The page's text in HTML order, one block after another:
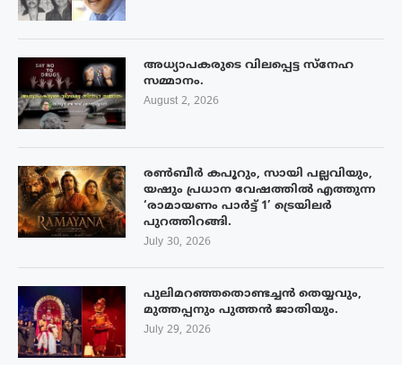
അധ്യാപകരുടെ വിലപ്പെട്ട സ്നേഹ
സമ്മാനം.
August 2, 2026
രൺബീർ കപൂറും, സായി പല്ലവിയും,
യഷും പ്രധാന വേഷത്തിൽ എത്തുന്ന
‘രാമായണം പാർട്ട് 1’ ട്രെയിലർ
പുറത്തിറങ്ങി.
July 30, 2026
പുലിമറഞ്ഞതൊണ്ടച്ചൻ തെയ്യവും,
മുത്തപ്പനും പുത്തൻ ജാതിയും.
July 29, 2026